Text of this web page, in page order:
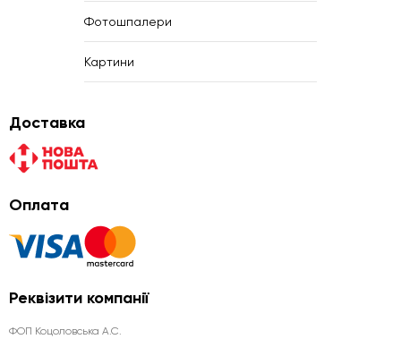
Фотошпалери
Картини
Доставка
Оплата
Реквізити компанії
ФОП Коцоловська А.С.